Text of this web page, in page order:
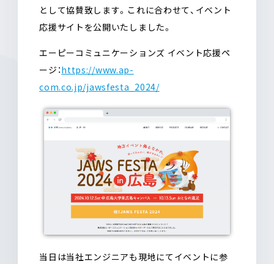
として協賛致します。これに合わせて、イベント
応援サイトを公開いたしました。
エーピーコミュニケーションズ イベント応援ペ
ージ：https://www.ap-
com.co.jp/jawsfesta_2024/
当日は当社エンジニアも現地にてイベントに参